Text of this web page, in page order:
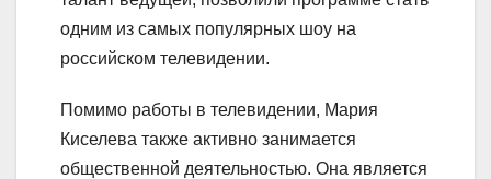
одним из самых популярных шоу на
российском телевидении.
Помимо работы в телевидении, Мария
Киселева также активно занимается
общественной деятельностью. Она является